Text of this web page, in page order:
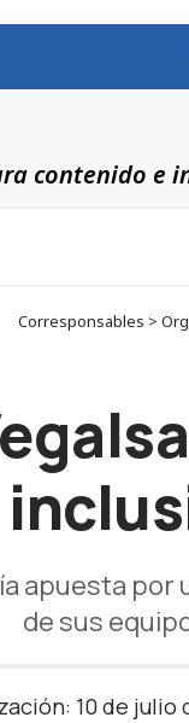
contenido e
Corresponsables >
apuesta por
de sus
10 de julio